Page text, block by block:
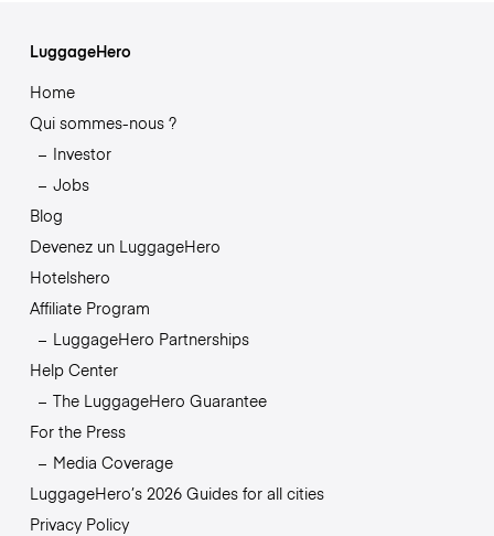
LuggageHero
Home
Qui sommes-nous ?
Investor
Jobs
Blog
Devenez un LuggageHero
Hotelshero
Affiliate Program
LuggageHero Partnerships
Help Center
The LuggageHero Guarantee
For the Press
Media Coverage
LuggageHero’s 2026 Guides for all cities
Privacy Policy